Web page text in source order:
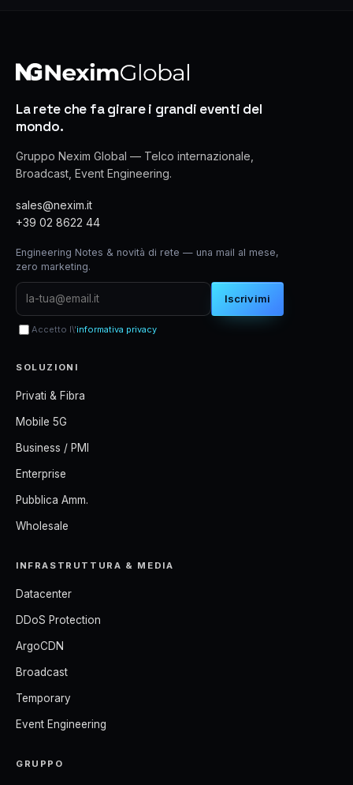
La rete che fa girare i grandi eventi del
mondo.
Gruppo Nexim Global — Telco internazionale,
Broadcast, Event Engineering.
sales@nexim.it
+39 02 8622 44
Engineering Notes & novità di rete — una mail al mese,
zero marketing.
Iscrivimi
Accetto l\'informativa privacy
SOLUZIONI
Privati & Fibra
Mobile 5G
Business / PMI
Enterprise
Pubblica Amm.
Wholesale
INFRASTRUTTURA & MEDIA
Datacenter
DDoS Protection
ArgoCDN
Broadcast
Temporary
Event Engineering
GRUPPO